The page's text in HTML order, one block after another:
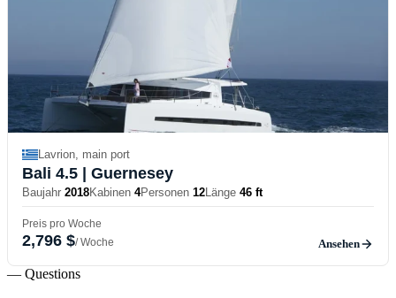
Lavrion, main port
Bali 4.5 | Guernesey
Baujahr 2018Kabinen 4Personen 12Länge 46 ft
Preis pro Woche
2,796 $/ Woche Ansehen
— Questions